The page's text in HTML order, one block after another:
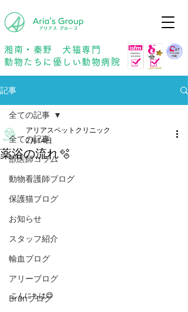
湘南・秦野 犬猫専門
動物たちに優しい動物病院
記事
全ての記事
獣医師コラム
動物看護師ブログ
保護猫ブログ
お知らせ
スタッフ紹介
輸血ブログ
アリーブログ
Branブログ
全ての記事
薬浴の流れ🫧
アリアスペットクリニック
2月14日
こんにちは😊